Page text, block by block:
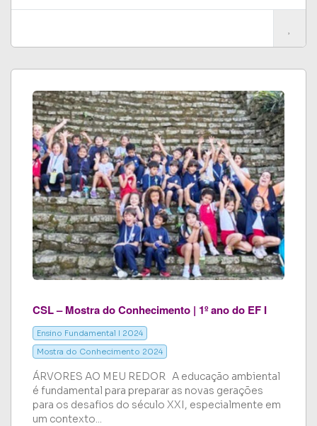
CSL – Mostra do Conhecimento | 1º ano do EF I
Ensino Fundamental I 2024
Mostra do Conhecimento 2024
ÁRVORES AO MEU REDOR A educação ambiental
é fundamental para preparar as novas gerações
para os desafios do século XXI, especialmente em
um contexto...